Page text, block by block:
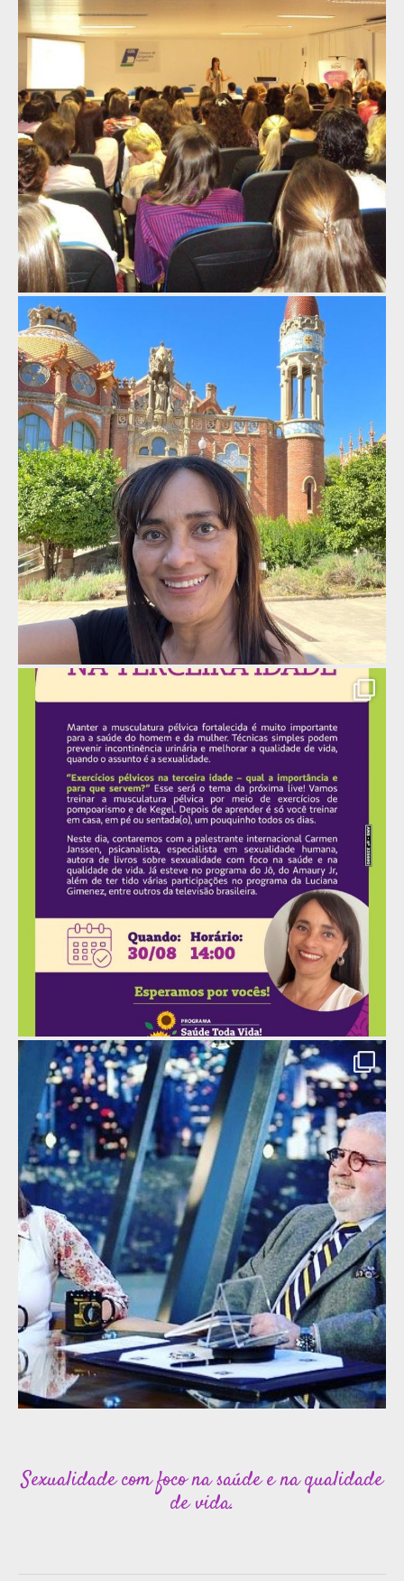
Sexualidade com foco na saúde e na qualidade
de vida.